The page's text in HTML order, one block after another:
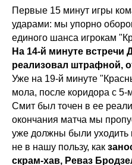
Первые 15 минут игры
ударами: мы упорно
единого шанса игрокам
На 14-й минуте встречи
реализовал штрафной,
Уже на 19-й минуте
мола, после коридора с
Смит был точен в ее
окончания матча мы
уже должны были уходить
не в нашу пользу, как
скрам-хав, Реваз